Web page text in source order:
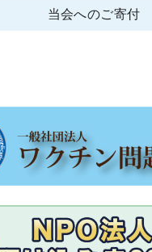
当会へのご寄付